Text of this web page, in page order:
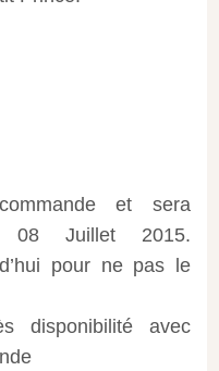
et sera
08 Juillet 2015.
pour ne pas le
disponibilité avec